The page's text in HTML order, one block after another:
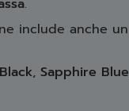
include anche un
, Sapphire Blue